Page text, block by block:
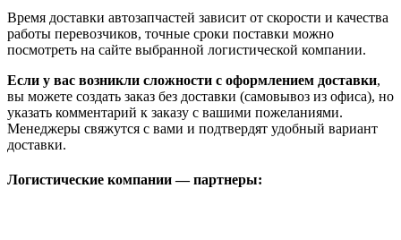
Время доставки автозапчастей зависит от скорости и качества
работы перевозчиков, точные сроки поставки можно
посмотреть на сайте выбранной логистической компании.
Если у вас возникли сложности с оформлением доставки,
вы можете создать заказ без доставки (самовывоз из офиса), но
указать комментарий к заказу с вашими пожеланиями.
Менеджеры свяжутся с вами и подтвердят удобный вариант
доставки.
Логистические компании — партнеры: